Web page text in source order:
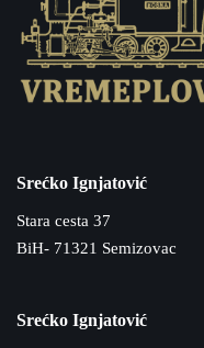
Srećko Ignjatović
Stara cesta 37
BiH- 71321 Semizovac
Srećko Ignjatović